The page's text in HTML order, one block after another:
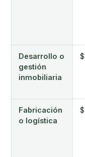
Desarrollo o
gestión
inmobiliaria
Fabricación
o logística